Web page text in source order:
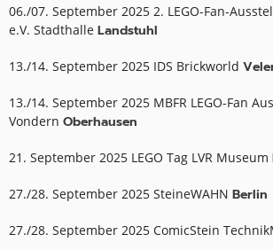
06./07. September 2025 2. LEGO-Fan-
e.V. Stadthalle Landstuhl
13./14. September 2025 IDS Brickworld
13./14. September 2025 MBFR LEGO-Fan
Vondern Oberhausen
21. September 2025 LEGO Tag LVR Museum
27./28. September 2025 SteineWAHN Berlin
27./28. September 2025 ComicStein